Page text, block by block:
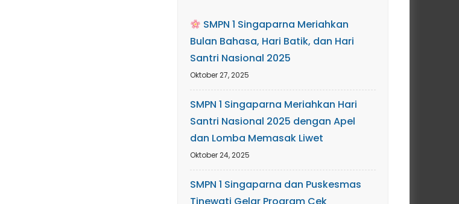
SMPN 1 Singaparna Meriahkan
Bulan Bahasa, Hari Batik, dan Hari
Santri Nasional 2025
Oktober 27, 2025
SMPN 1 Singaparna Meriahkan Hari
Santri Nasional 2025 dengan Apel
dan Lomba Memasak Liwet
Oktober 24, 2025
SMPN 1 Singaparna dan Puskesmas